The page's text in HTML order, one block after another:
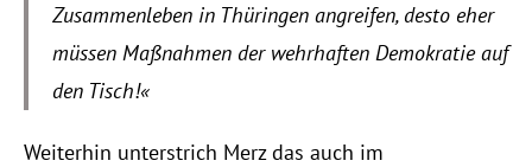
Zusammenleben in Thüringen angreifen, desto eher
müssen Maßnahmen der wehrhaften Demokratie auf
den Tisch!«
Weiterhin unterstrich Merz das auch im